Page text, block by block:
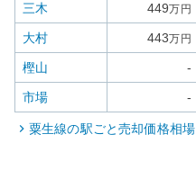
三木 449万円
大村 443万円
樫山 -
市場 -
粟生線の駅ごと売却価格相場